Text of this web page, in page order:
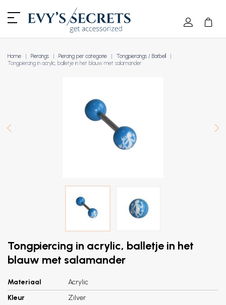
Home Piercings Piercing per categorie
Tongpiercings / Barbell
Tongpiercing in acrylic, balletje in het blauw met salamander
Tongpiercing in acrylic, balletje in het
blauw met salamander
Materiaal
Acrylic
Kleur
Zilver